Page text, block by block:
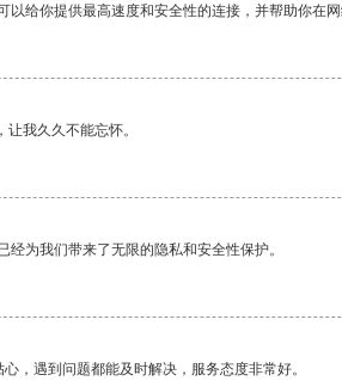
以给你提供最高速度和安全性的连接，并帮助你在网
我久久不能忘怀。
经为我们带来了无限的隐私和安全性保护。
，遇到问题都能及时解决，服务态度非常好。